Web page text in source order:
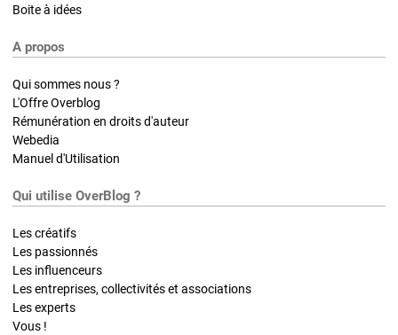
Boite à idées
A propos
Qui sommes nous ?
L'Offre Overblog
Rémunération en droits d'auteur
Webedia
Manuel d'Utilisation
Qui utilise OverBlog ?
Les créatifs
Les passionnés
Les influenceurs
Les entreprises, collectivités et associations
Les experts
Vous !